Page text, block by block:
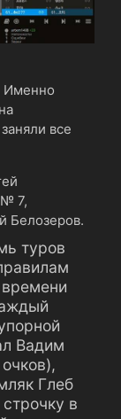
Именно
все
7,
Белозеров.
туров
Вадим
Глеб
в